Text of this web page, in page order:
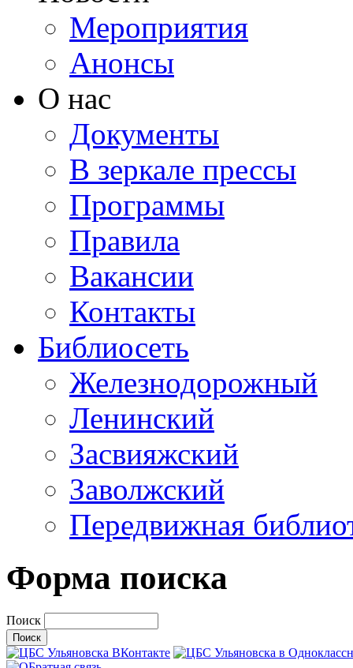
Мероприятия
Анонсы
О нас
Документы
В зеркале прессы
Программы
Правила
Вакансии
Контакты
Библиосеть
Железнодорожный
Ленинский
Засвияжский
Заволжский
Передвижная
Форма поиска
Поиск